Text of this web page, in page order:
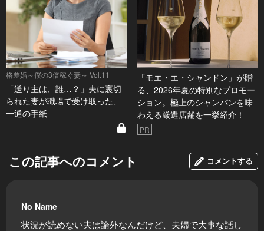
格差婚～僕の3倍稼ぐ妻～ Vol.11
「送り主は、誰…？」夫に裏切
られた妻が職場で受け取った、
一通の手紙
「モエ・エ・シャンドン」が贈
る、2026年夏の特別なプロモー
ション。極上のシャンパンを味
わえる厳選店舗を一挙紹介！
PR
この記事へのコメント コメントする
No Name
状況が読めない夫は論外なんだけど、夫婦で大事な話し